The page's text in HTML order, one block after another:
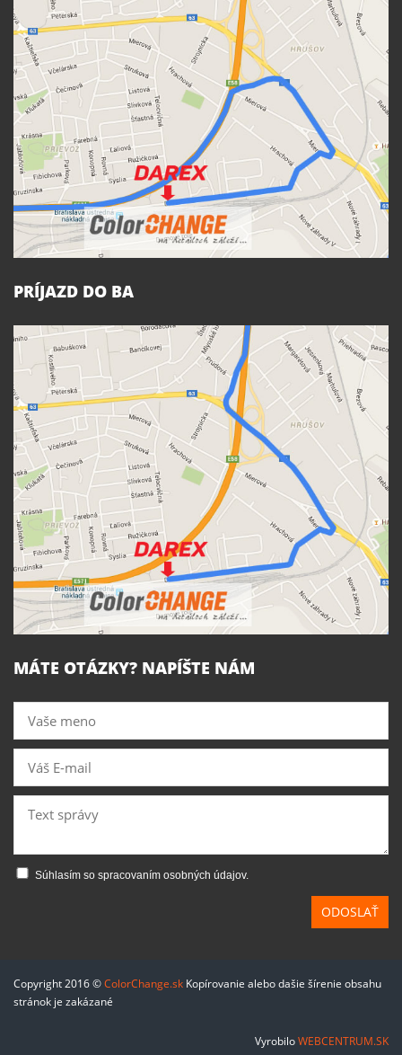
PRÍJAZD DO BA
MÁTE OTÁZKY? NAPÍŠTE NÁM
Súhlasím so spracovaním osobných údajov.
ODOSLAŤ
Copyright 2016 ©ColorChange.sk Kopírovanie alebo dašie šírenie obsahu
stránok je zakázané
VyrobiloWEBCENTRUM.SK